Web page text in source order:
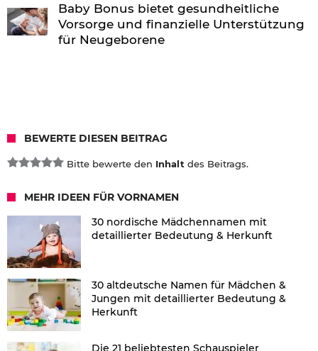
Baby Bonus bietet gesundheitliche
Vorsorge und finanzielle Unterstützung
für Neugeborene
BEWERTE DIESEN BEITRAG
Bitte bewerte den Inhalt des Beitrags.
MEHR IDEEN FÜR VORNAMEN
30 nordische Mädchennamen mit
detaillierter Bedeutung & Herkunft
30 altdeutsche Namen für Mädchen &
Jungen mit detaillierter Bedeutung &
Herkunft
Die 21 beliebtesten Schauspieler